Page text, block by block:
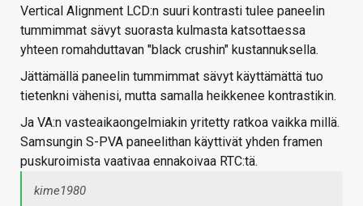
Vertical Alignment LCD:n suuri kontrasti tulee paneelin
tummimmat sävyt suorasta kulmasta katsottaessa
yhteen romahduttavan "black crushin" kustannuksella.
Jättämällä paneelin tummimmat sävyt käyttämättä tuo
tietenkni vähenisi, mutta samalla heikkenee kontrastikin.
Ja VA:n vasteaikaongelmiakin yritetty ratkoa vaikka millä.
Samsungin S-PVA paneelithan käyttivät yhden framen
puskuroimista vaativaa ennakoivaa RTC:tä.
kime1980